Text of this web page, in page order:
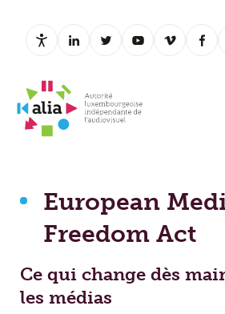
Paramètres d’accessibilité
linkedin.com
twitter.com
youtube.com
European
Freedom Act
Ce qui change dès
les médias